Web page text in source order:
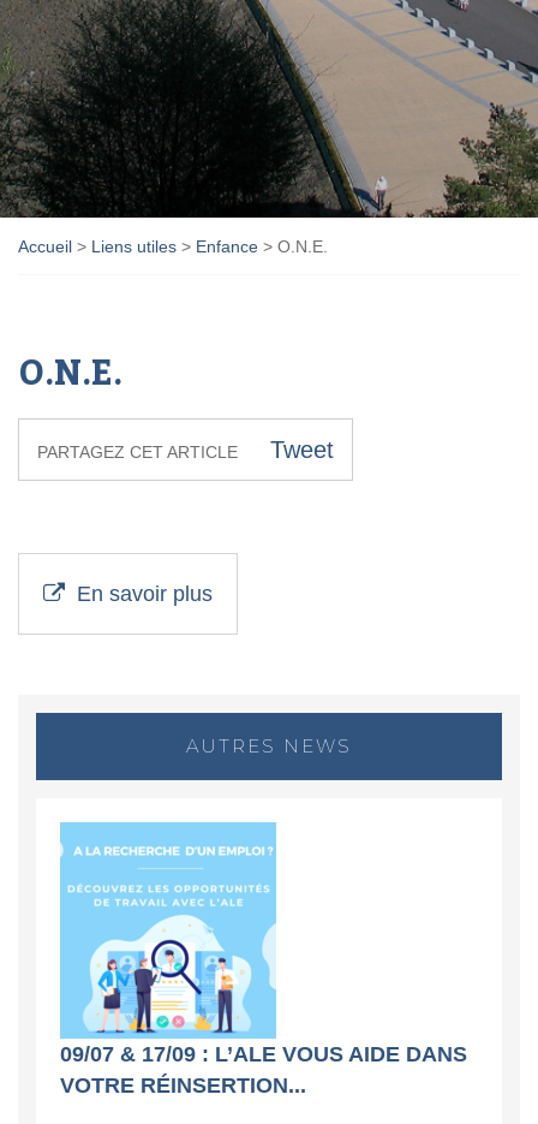
Accueil > Liens utiles > Enfance > O.N.E.
O.N.E.
PARTAGEZ CET ARTICLE Tweet
En savoir plus
AUTRES NEWS
09/07 & 17/09 : L’ALE VOUS AIDE DANS
VOTRE RÉINSERTION...